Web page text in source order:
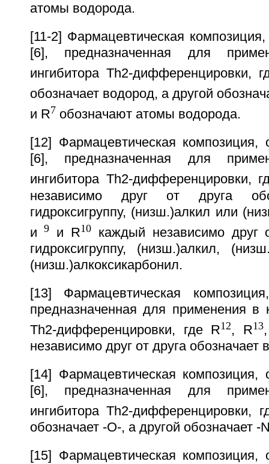
атомы водорода.
[11-2] Фармацевтическая
[6], предназначенная для
ингибитора Тh2-дифференцировки,
обозначает водород, а другой
и R7 обозначают атомы водорода.
[12] Фармацевтическая
[6], предназначенная для
ингибитора Тh2-дифференцировки,
независимо друг от друга
гидроксигруппу, (низш.)алкил или
и9 и R10
каждый независимо друг
гидроксигруппу, (низш.)алкил,
(низш.)алкоксикарбонил.
[13] Фармацевтическая
предназначенная для применения в
Тh2-дифференцировки, где R12, R13
независимо друг от друга обозначает
[14] Фармацевтическая
[6], предназначенная для
ингибитора Тh2-дифференцировки,
обозначает -О-, а другой обозначает -
[15] Фармацевтическая